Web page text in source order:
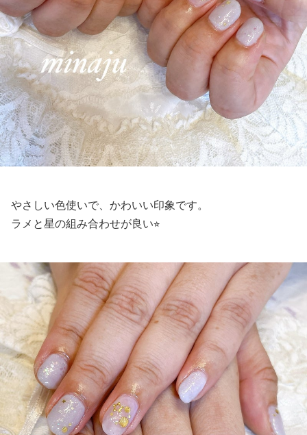
やさしい色使いで、かわいい印象です。
ラメと星の組み合わせが良い⭐︎